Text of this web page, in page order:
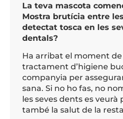
La teva mascota
Mostra brutícia entre
detectat tosca en les
dentals?
Ha arribat el moment
tractament d’higiene
companyia per
sana. Si no ho fas, no
les seves dents es
també la salut de la